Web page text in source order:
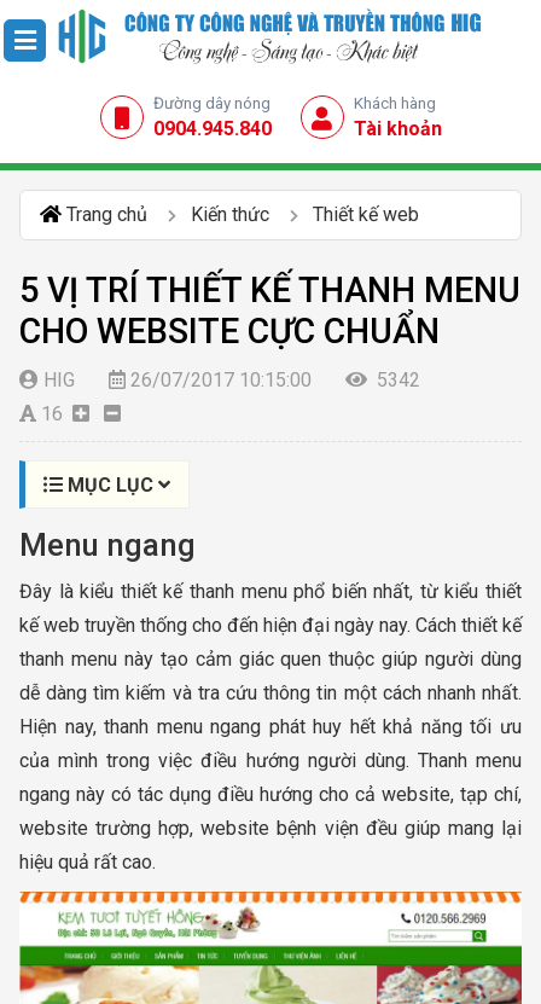
Đường dây nóng
0904.945.840
Khách hàng
Tài khoản
Trang chủ Kiến thức Thiết kế web
5 VỊ TRÍ THIẾT KẾ THANH MENU
CHO WEBSITE CỰC CHUẨN
HIG 26/07/2017 10:15:00
5342
16
MỤC LỤC
Menu ngang
Đây là kiểu thiết kế thanh menu phổ biến nhất, từ kiểu thiết
kế web truyền thống cho đến hiện đại ngày nay. Cách thiết kế
thanh menu này tạo cảm giác quen thuộc giúp người dùng
dễ dàng tìm kiếm và tra cứu thông tin một cách nhanh nhất.
Hiện nay, thanh menu ngang phát huy hết khả năng tối ưu
của mình trong việc điều hướng người dùng. Thanh menu
ngang này có tác dụng điều hướng cho cả website, tạp chí,
website trường hợp, website bệnh viện đều giúp mang lại
hiệu quả rất cao.